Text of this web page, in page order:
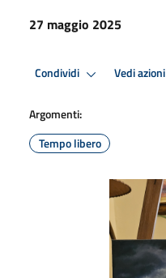
27 maggio 2025
Condividi Vedi azioni
Argomenti:
Tempo libero